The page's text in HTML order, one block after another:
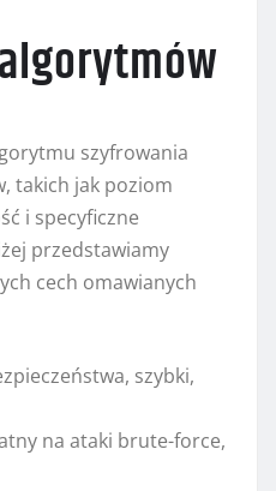
szyfrowania
takich jak poziom
i specyficzne
przedstawiamy
cech omawianych
szybki,
na ataki brute-force,